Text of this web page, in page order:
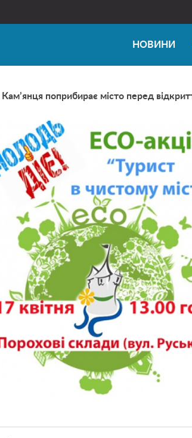
НОВИНИ
поприбирає місто перед